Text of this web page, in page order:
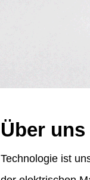
Über uns
Technologie ist